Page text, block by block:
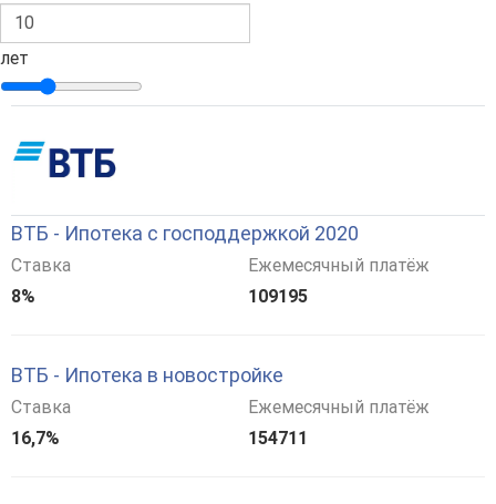
лет
ВТБ - Ипотека с господдержкой 2020
Ставка
8%
Ежемесячный платёж
109195
ВТБ - Ипотека в новостройке
Ставка
16,7%
Ежемесячный платёж
154711